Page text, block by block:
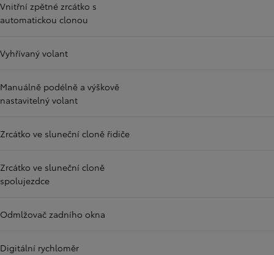
Vnitřní zpětné zrcátko s
automatickou clonou
Vyhřívaný volant
Manuálně podélně a výškově
nastavitelný volant
Zrcátko ve sluneční cloně řidiče
Zrcátko ve sluneční cloně
spolujezdce
Odmlžovač zadního okna
Digitální rychloměr